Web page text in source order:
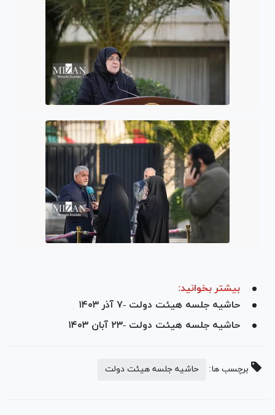
بیشتر بخوانید:
حاشیه جلسه هیئت دولت -۷ آذر ۱۴۰۳
حاشیه جلسه هیئت دولت -۲۳ آبان ۱۴۰۳
برچسب ها: حاشیه جلسه هیئت دولت